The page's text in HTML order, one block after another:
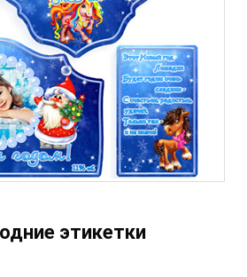
этикетки